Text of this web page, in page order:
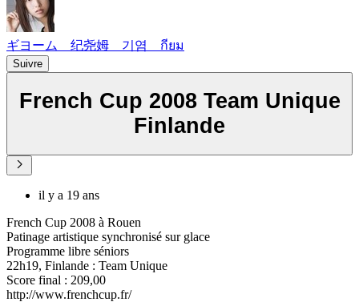
ギヨーム 纪尧姆 기염 กียม
Suivre
French Cup 2008 Team Unique
Finlande
il y a 19 ans
French Cup 2008 à Rouen
Patinage artistique synchronisé sur glace
Programme libre séniors
22h19, Finlande : Team Unique
Score final : 209,00
http://www.frenchcup.fr/